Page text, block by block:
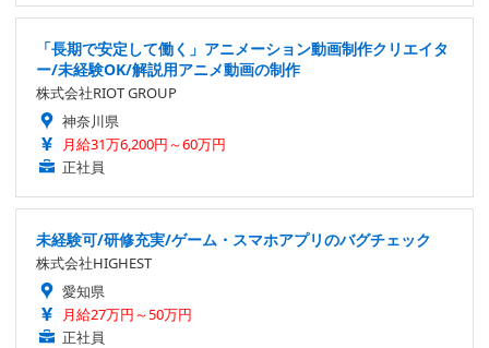
「長期で安定して働く」アニメーション動画制作クリエイタ
ー/未経験OK/解説用アニメ動画の制作
株式会社RIOT GROUP
神奈川県
月給31万6,200円～60万円
正社員
未経験可/研修充実/ゲーム・スマホアプリのバグチェック
株式会社HIGHEST
愛知県
月給27万円～50万円
正社員